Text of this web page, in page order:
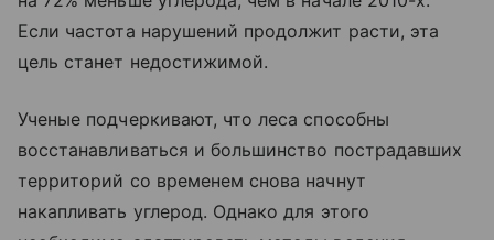
Если частота нарушений продолжит расти, эта
цель станет недостижимой.
Ученые подчеркивают, что леса способны
восстанавливаться и большинство пострадавших
территорий со временем снова начнут
накапливать углерод. Однако для этого